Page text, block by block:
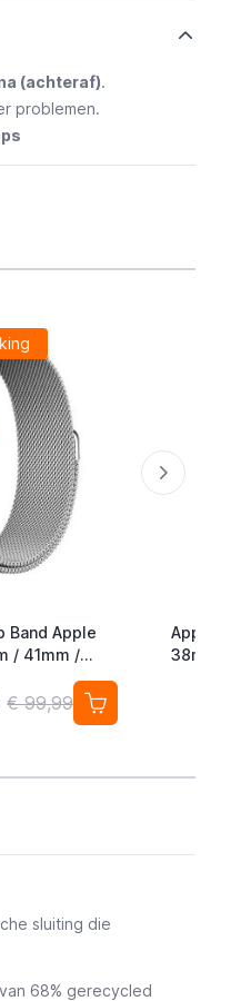
(achteraf).
problemen.
Band Apple
/ 41mm /
€ 99,99
Apple
38mm /
sluiting die
68% gerecycled